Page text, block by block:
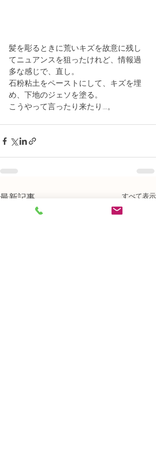
髪を彫るときに荒いキズを故意に残し
てニュアンスを狙ったけれど、情報過
多な感じで、直し。
石粉粘土をペーストにして、キズを埋
め、下地のジェソを塗る。
こうやって言ったり来たり…。
最新記事 すべて表示